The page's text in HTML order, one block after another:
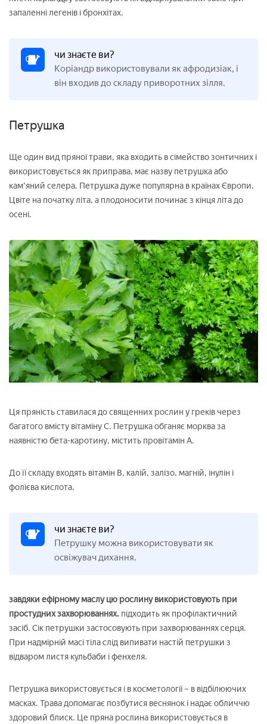
запаленні легенів і бронхітах.
чи знаєте ви?
Коріандр використовували як афродизіак, і
він входив до складу приворотних зілля.
Петрушка
Ще один вид пряної трави, яка входить в сімейство зонтичних і
використовується як приправа, має назву петрушка або
кам'яний селера. Петрушка дуже популярна в країнах Європи.
Цвіте на початку літа, а плодоносити починає з кінця літа до
осені.
Ця пряність ставилася до священних рослин у греків через
багатого вмісту вітаміну С. Петрушка обганяє морква за
наявністю бета-каротину, містить провітамін А.
До її складу входять вітамін В, калій, залізо, магній, інулін і
фолієва кислота.
чи знаєте ви?
Петрушку можна використовувати як
освіжувач дихання.
завдяки ефірному маслу цю рослину використовують при
простудних захворюваннях. підходить як профілактичний
засіб. Сік петрушки застосовують при захворюваннях серця.
При надмірній масі тіла слід випивати настій петрушки з
відваром листя кульбаби і фенхеля.
Петрушка використовується і в косметології – в відбілюючих
масках. Трава допомагає позбутися веснянок і надає обличчю
здоровий блиск. Це пряна рослина використовується в